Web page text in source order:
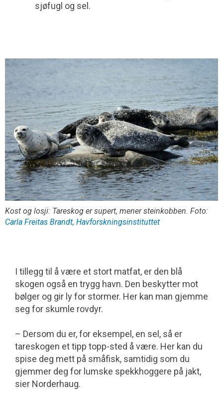
sjøfugl og sel.
Kost og losji: Tareskog er supert, mener steinkobben. Foto:
Carla Freitas Brandt, Havforskningsinstituttet
I tillegg til å være et stort matfat, er den blå
skogen også en trygg havn. Den be­skytter mot
bølger og gir ly for stormer. Her kan man gjemme
seg for skumle rovdyr.
– Dersom du er, for eksempel, en sel, så er
tareskogen et tipp topp-sted å være. Her kan du
spise deg mett på småfisk, sam­tidig som du
gjemmer deg for lumske spekkhoggere på jakt,
sier Norderhaug.